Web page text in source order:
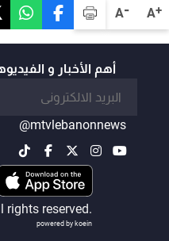
A+
A-
أهم الأخبار و
@mtvlebanonnews
rights reserved.
powered by koein